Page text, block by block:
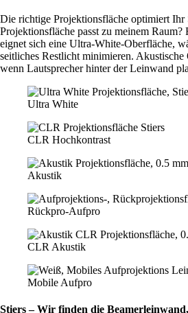
Die richtige Projektionsfläche optimiert Ihr
Projektionsfläche passt zu meinem Raum?
eignet sich eine Ultra-White-Oberfläche,
seitliches Restlicht minimieren. Akustische
wenn Lautsprecher hinter der Leinwand
Ultra White
CLR Hochkontrast
Akustik
Rückpro-Aufpro
CLR Akustik
Mobile Aufpro
Stiers – Wir finden die